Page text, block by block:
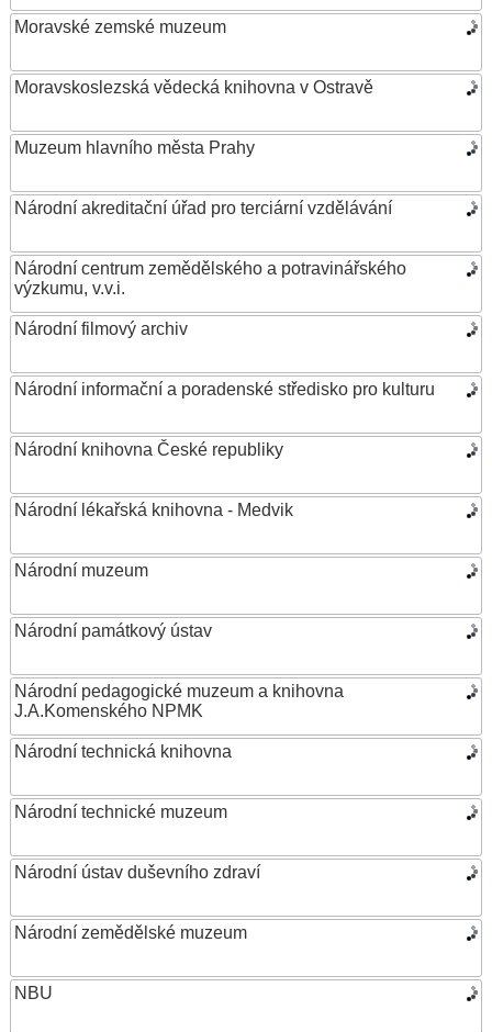
Moravské zemské muzeum
Moravskoslezská vědecká knihovna v Ostravě
Muzeum hlavního města Prahy
Národní akreditační úřad pro terciární vzdělávání
Národní centrum zemědělského a potravinářského
výzkumu, v.v.i.
Národní filmový archiv
Národní informační a poradenské středisko pro kulturu
Národní knihovna České republiky
Národní lékařská knihovna - Medvik
Národní muzeum
Národní památkový ústav
Národní pedagogické muzeum a knihovna
J.A.Komenského NPMK
Národní technická knihovna
Národní technické muzeum
Národní ústav duševního zdraví
Národní zemědělské muzeum
NBU